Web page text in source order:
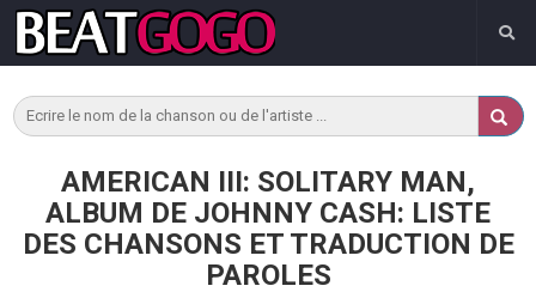
AMERICAN III: SOLITARY MAN,
ALBUM DE JOHNNY CASH: LISTE
DES CHANSONS ET TRADUCTION DE
PAROLES